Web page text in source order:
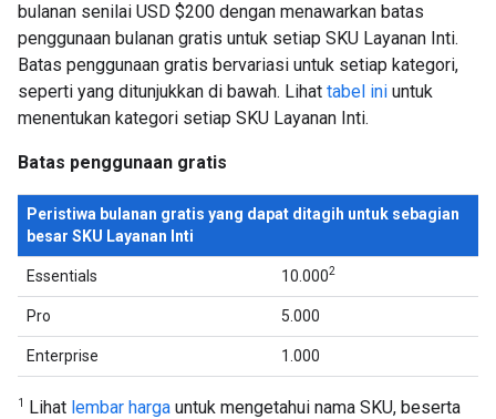
bulanan senilai USD $200 dengan menawarkan batas
penggunaan bulanan gratis untuk setiap SKU Layanan Inti.
Batas penggunaan gratis bervariasi untuk setiap kategori,
seperti yang ditunjukkan di bawah. Lihat tabel ini untuk
menentukan kategori setiap SKU Layanan Inti.
Batas penggunaan gratis
Peristiwa bulanan gratis yang dapat ditagih untuk sebagian
besar SKU Layanan Inti
Essentials 10.0002
Pro 5.000
Enterprise 1.000
1 Lihat lembar harga untuk mengetahui nama SKU, beserta